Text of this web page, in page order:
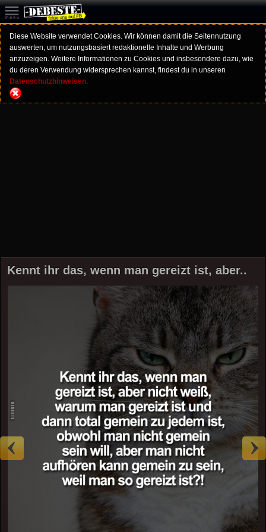
Diese Website verwendet Cookies. Wir können damit die Seitennutzung
auswerten, um nutzungsbasiert redaktionelle Inhalte und Werbung
anzuzeigen. Weitere Informationen zu Cookies und insbesondere dazu, wie
du deren Verwendung widersprechen kannst, findest du in unseren
Datenschutzhinweisen.
Kennt ihr das, wenn man gereizt ist, aber..